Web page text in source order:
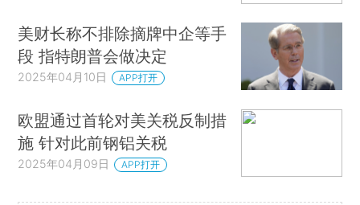
美财长称不排除摘牌中企等手
段 指特朗普会做决定
2025年04月10日 APP打开
欧盟通过首轮对美关税反制措
施 针对此前钢铝关税
2025年04月09日 APP打开